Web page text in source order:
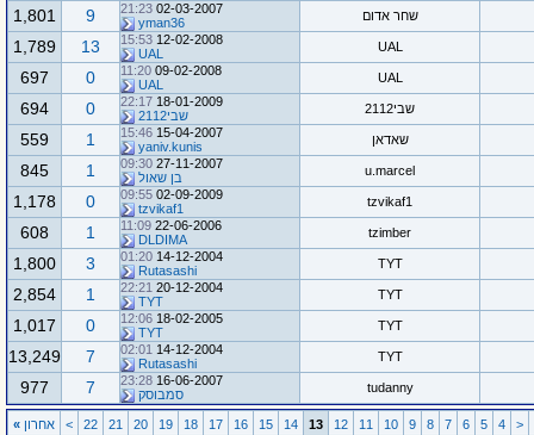
שחר אדום 02-03-2007
21:23
yman36
9
1,801
UAL
12-02-2008
15:53
UAL
13
1,789
UAL
09-02-2008
11:20
UAL
0
697
שבי2112 18-01-2009
22:17
שבי2112
0
694
שאדאן 15-04-2007
15:46
yaniv.kunis
1
559
u.marcel
27-11-2007
09:30
בן שאול
1
845
tzvikaf1
02-09-2009
09:55
tzvikaf1
0
1,178
tzimber
22-06-2006
11:09
DLDIMA
1
608
TYT
14-12-2004
01:20
Rutasashi
3
1,800
TYT
20-12-2004
22:21
TYT
1
2,854
TYT
18-02-2005
12:06
TYT
0
1,017
TYT
14-12-2004
02:01
Rutasashi
7
13,249
tudanny
16-06-2007
23:28
סמבוסק
7
977
<
4
5
6
7
8
9
10
11
12
13
14
15
16
17
18
19
20
21
22
> אחרון »